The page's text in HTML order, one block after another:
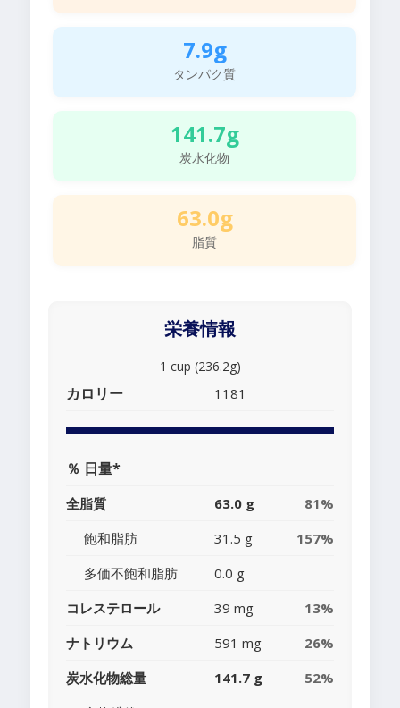
7.9g
タンパク質
141.7g
炭水化物
63.0g
脂質
栄養情報
1 cup (236.2g)
カロリー 1181
％ 日量*
全脂質 63.0 g
81%
飽和脂肪
31.5 g
157%
多価不飽和脂肪
0.0 g
コレステロール
39 mg
13%
ナトリウム
591 mg
26%
炭水化物総量
141.7 g
52%